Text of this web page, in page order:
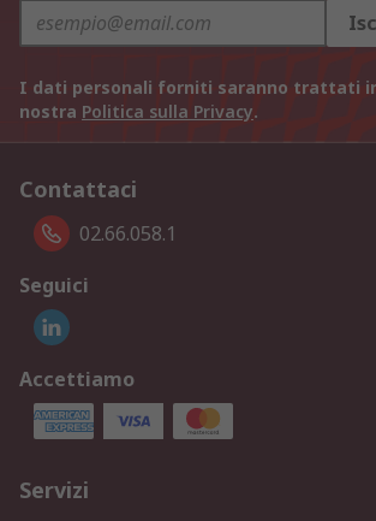
I dati personali forniti saranno trattati
nostra Politica sulla Privacy.
Contattaci
02.66.058.1
Seguici
Accettiamo
Servizi